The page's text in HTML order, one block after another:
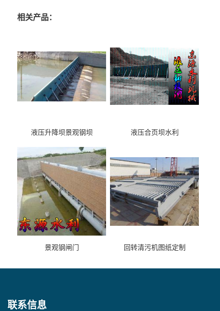
相关产品：
液压升降坝景观钢坝 液压合页坝水利
景观钢闸门 回转清污机图纸定制
联系信息